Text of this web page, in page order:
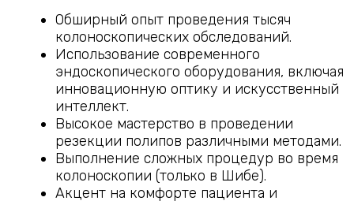
Обширный опыт проведения тысяч
колоноскопических обследований.
Использование современного
эндоскопического оборудования, включая
инновационную оптику и искусственный
интеллект.
Высокое мастерство в проведении
резекции полипов различными методами.
Выполнение сложных процедур во время
колоноскопии (только в Шибе).
Акцент на комфорте пациента и